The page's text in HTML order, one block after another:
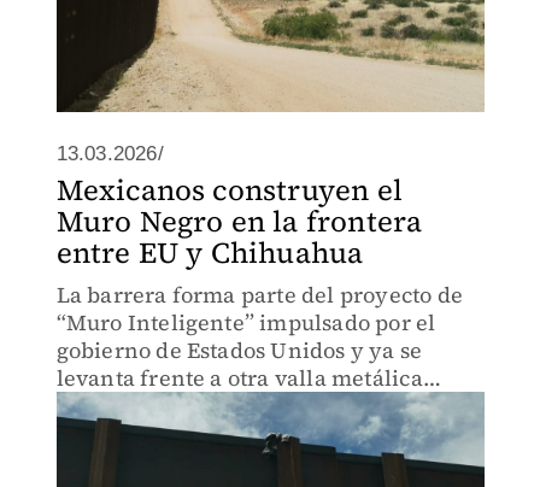
13.03.2026/
Mexicanos construyen el
Muro Negro en la frontera
entre EU y Chihuahua
La barrera forma parte del proyecto de
“Muro Inteligente” impulsado por el
gobierno de Estados Unidos y ya se
levanta frente a otra valla metálica
instalada el año pasado.